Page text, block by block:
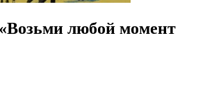
любой момент